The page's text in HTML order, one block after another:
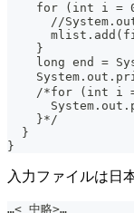
for (int i =
//
    }
long end =
/*for (int i
    }*/
  }
}
入力ファイルは日
…< 中略>…